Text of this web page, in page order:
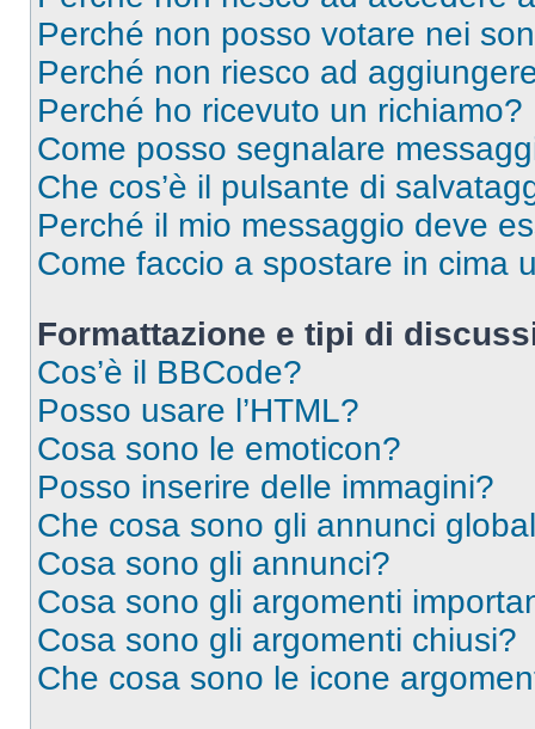
Perché non posso votare nei
Perché non riesco ad
Perché ho ricevuto un richiamo?
Come posso segnalare
Che cos’è il pulsante di
Perché il mio messaggio deve
Come faccio a spostare in cima
Formattazione e tipi di
Cos’è il BBCode?
Posso usare l’HTML?
Cosa sono le emoticon?
Posso inserire delle immagini?
Che cosa sono gli annunci
Cosa sono gli annunci?
Cosa sono gli argomenti
Cosa sono gli argomenti chiusi?
Che cosa sono le icone